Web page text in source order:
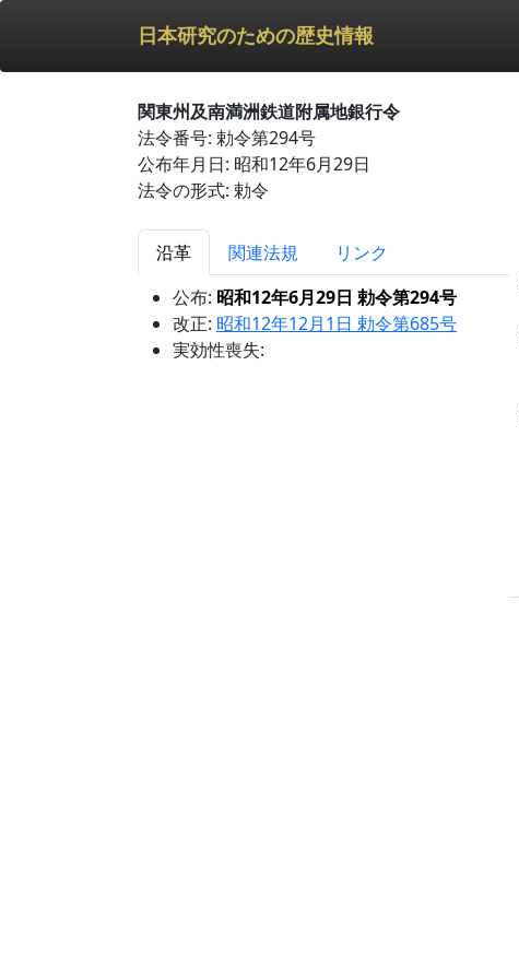
日本研究のための歴史情報
関東州及南満洲鉄道附属地銀行令
法令番号: 勅令第294号
公布年月日: 昭和12年6月29日
法令の形式: 勅令
沿革 関連法規
リンク
公布: 昭和12年6月29日 勅令第294号
改正: 昭和12年12月1日 勅令第685号
実効性喪失: